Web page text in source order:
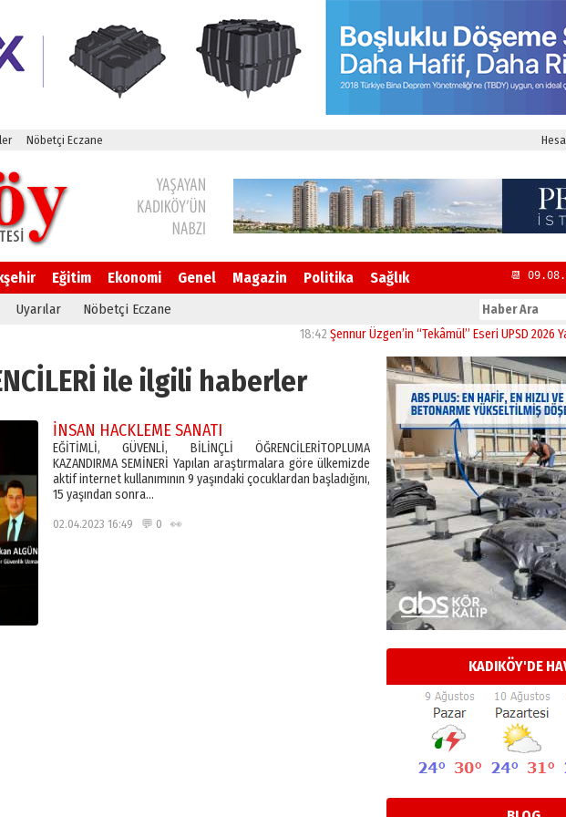
Nöbetçi Eczane
Eğitim Ekonomi Genel Magazin Politika Sağlık 📆
Uyarılar Nöbetçi Eczane
Şennur Üzgen’in “Tekâmül” Eseri UPSD 2026 Yaz
ile ilgili haberler
İNSAN HACKLEME SANATI
EĞİTİMLİ, GÜVENLİ, BİLİNÇLİ ÖĞRENCİLERİTOPLUMA
KAZANDIRMA SEMİNERİ Yapılan araştırmalara göre ülkemizde
aktif internet kullanımının 9 yaşındaki çocuklardan başladığını,
15 yaşından sonra…
02.04.2023 16:49 💬 0 👀
KADIKÖY'DE